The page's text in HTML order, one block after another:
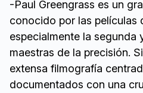
-Paul Greengrass es un
conocido por las películas
especialmente la segunda
maestras de la precisión.
extensa filmografía
documentados con una